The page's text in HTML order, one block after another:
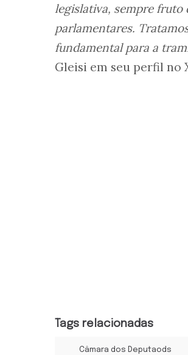
legislativa, sempre fruto
parlamentares.
fundamental para a
Gleisi em seu perfil no
Tags relacionadas
Câmara dos Deputaods